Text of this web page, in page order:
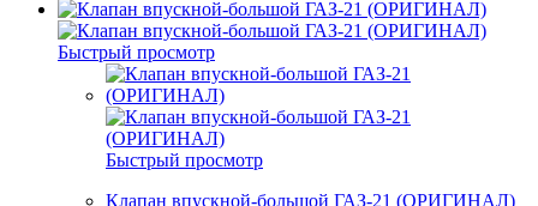
Быстрый просмотр
Быстрый просмотр
Клапан впускной-большой ГАЗ-21 (ОРИГИНАЛ)